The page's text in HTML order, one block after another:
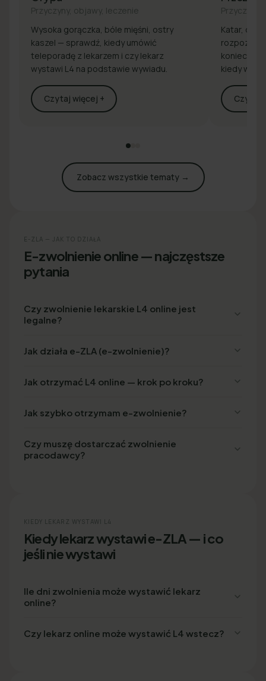
Przyczyny, objawy, leczenie
Wysoka gorączka, bóle mięśni, ostry
kaszel — sprawdź, kiedy umówić
teleporadę z lekarzem i czy lekarz
wystawi L4 na podstawie wywiadu.
Czytaj więcej +
Przyczyny,
Katar,
rozpoznaj
konieczna
kiedy
Czytaj
Zobacz wszystkie tematy →
E-ZLA — JAK TO DZIAŁA
E-zwolnienie online — najczęstsze
pytania
Czy zwolnienie lekarskie L4 online jest
legalne?
Jak działa e-ZLA (e-zwolnienie)?
Jak otrzymać L4 online — krok po kroku?
Jak szybko otrzymam e-zwolnienie?
Czy muszę dostarczać zwolnienie
pracodawcy?
KIEDY LEKARZ WYSTAWI L4
Kiedy lekarz wystawi e-ZLA — i co
jeśli nie wystawi
Ile dni zwolnienia może wystawić lekarz
online?
Czy lekarz online może wystawić L4 wstecz?